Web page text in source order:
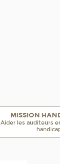
MISSION
Aider les auditeurs